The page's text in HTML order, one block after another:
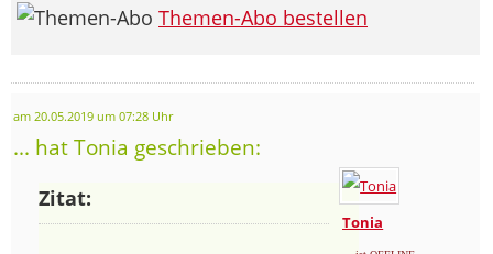
Themen-Abo bestellen
am 20.05.2019 um 07:28 Uhr
... hat Tonia geschrieben:
Tonia
Zitat: